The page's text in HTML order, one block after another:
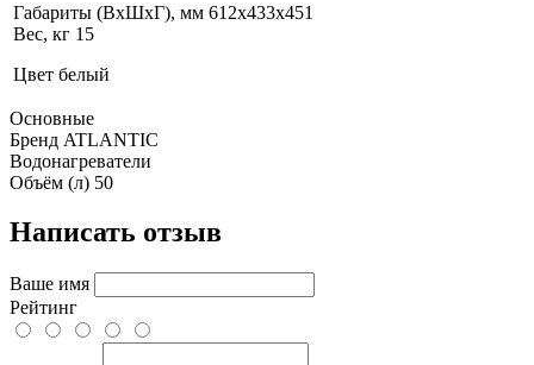
Габариты (ВхШхГ), мм 612х433х451
Вес, кг 15
Цвет белый
Основные
Бренд ATLANTIC
Водонагреватели
Объём (л) 50
Написать отзыв
Ваше имя
Рейтинг